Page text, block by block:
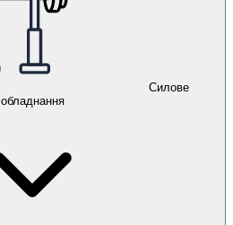
Силове
обладнання